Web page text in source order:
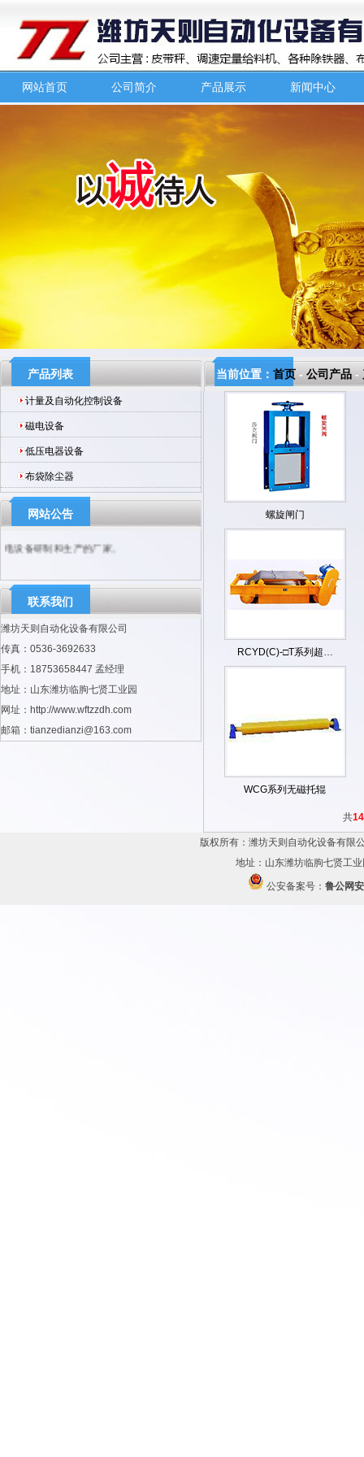
网站首页 公司简介 产品展示 新闻中心
产品列表
计量及自动化控制设备
磁电设备
低压电器设备
布袋除尘器
网站公告
公司是国内较早从事自动化控制设备、磁
电设备研制和生产的厂家。
联系我们
潍坊天则自动化设备有限公司
传真：0536-3692633
手机：18753658447 孟经理
地址：山东潍坊临朐七贤工业园
网址：http://www.wftzzdh.com
邮箱：tianzedianzi@163.com
当前位置： 首页 - 公司产品 -
螺旋闸门
RCYD(C)-□T系列超…
WCG系列无磁托辊
共
版权所有：潍坊天则自动化设备有限
地址：山东潍坊临朐七贤
公安备案号： 鲁公网